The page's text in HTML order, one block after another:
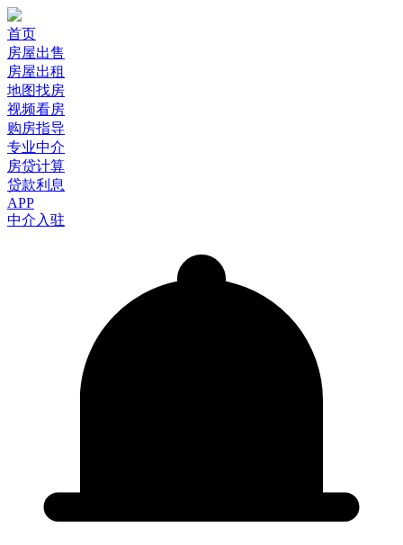
首页
房屋出售
房屋出租
地图找房
视频看房
购房指导
专业中介
房贷计算
贷款利息
APP
中介入驻